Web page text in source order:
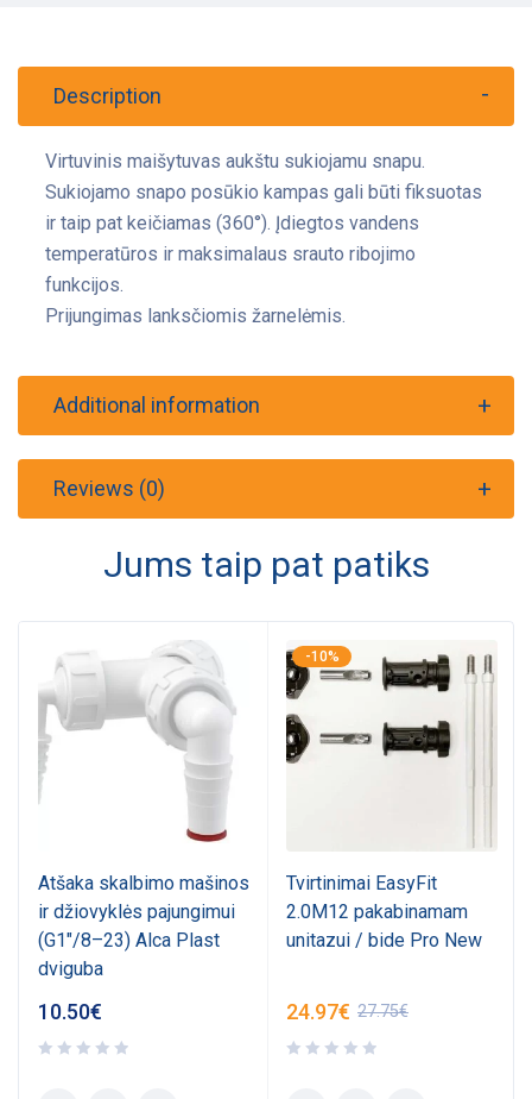
Description
Virtuvinis maišytuvas aukštu sukiojamu snapu.
Sukiojamo snapo posūkio kampas gali būti fiksuotas
ir taip pat keičiamas (360°). Įdiegtos vandens
temperatūros ir maksimalaus srauto ribojimo
funkcijos.
Prijungimas lanksčiomis žarnelėmis.
Additional information
Reviews (0)
Jums taip pat patiks
Atšaka skalbimo mašinos
ir džiovyklės pajungimui
(G1"/8–23) Alca Plast
dviguba
10.50€
-10%
Tvirtinimai EasyFit
2.0M12 pakabinamam
unitazui / bide Pro New
27.75€
24.97€